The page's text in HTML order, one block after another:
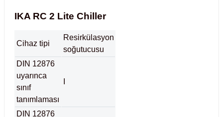
Kabinleri
IKA RC 2 Lite Chiller
Cihaz tipi
Resirkülasyon
soğutucusu
DIN 12876
uyarınca
sınıf
tanımlaması
DIN 12876